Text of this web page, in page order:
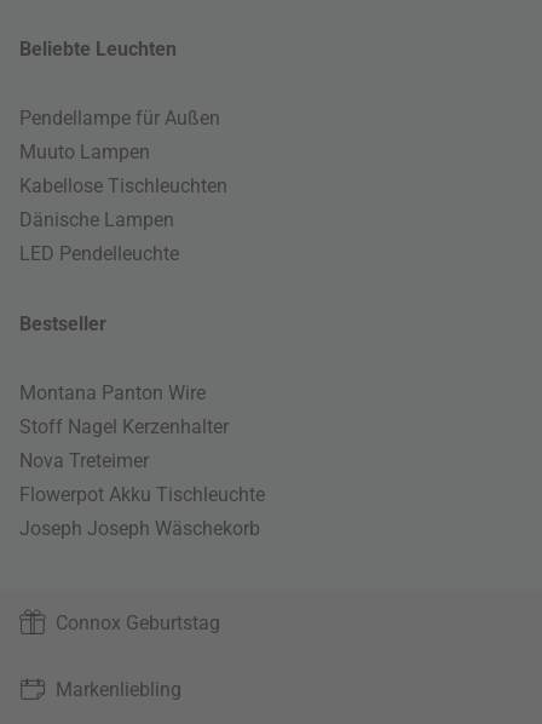
Beliebte Leuchten
Pendellampe für Außen
Muuto Lampen
Kabellose Tischleuchten
Dänische Lampen
LED Pendelleuchte
Bestseller
Montana Panton Wire
Stoff Nagel Kerzenhalter
Nova Treteimer
Flowerpot Akku Tischleuchte
Joseph Joseph Wäschekorb
Connox Geburtstag
Markenliebling